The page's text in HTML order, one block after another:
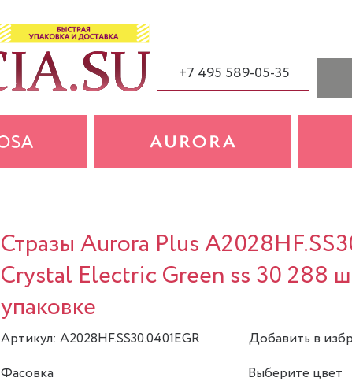
+7 495 589-05-35
Стразы Aurora Plus
Crystal Electric Green ss 30 288
упаковке
Артикул: A2028HF.SS30.0401EGR
Добавить в
Фасовка
Выберите цвет